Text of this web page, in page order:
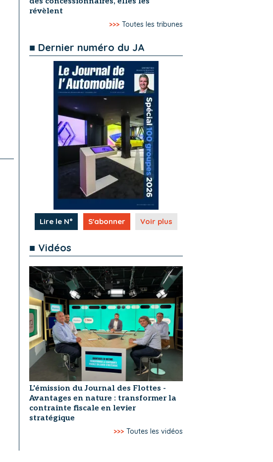
révèlent
>>> Toutes les tribunes
■ Dernier numéro du JA
Lire le N° S'abonner Voir plus
■ Vidéos
L'émission du Journal des Flottes -
Avantages en nature : transformer la
contrainte fiscale en levier
stratégique
>>> Toutes les vidéos